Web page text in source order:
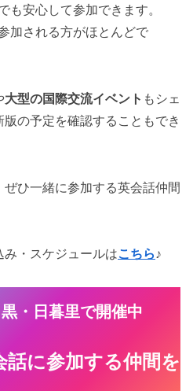
も安心して参加できます。
加される方がほとんどで
大型の国際交流イベント もシェ
の予定を確認することもでき
ひ一緒に参加する英会話仲間
・スケジュールはこちら♪
・日暮里で開催中
に参加する仲間を